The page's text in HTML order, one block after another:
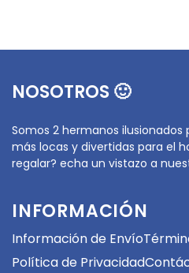
NOSOTROS 🙂
Somos 2 hermanos
más locas y divertidas para el
regalar? echa un vistazo a
INFORMACIÓN
Información de Envío
Política de Privacidad